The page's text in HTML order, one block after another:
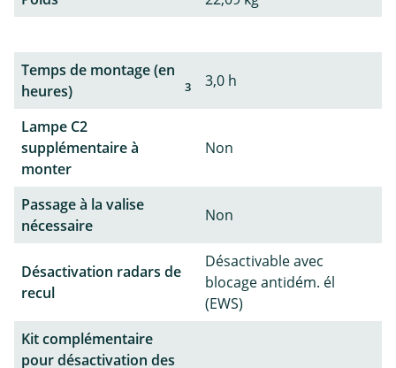
Temps de montage (en
heures)
3 3,0 h
Lampe C2
supplémentaire à
monter
Non
Passage à la valise
nécessaire
Non
Désactivation radars de
recul
Désactivable avec
blocage antidém. él
(EWS)
Kit complémentaire
pour désactivation des